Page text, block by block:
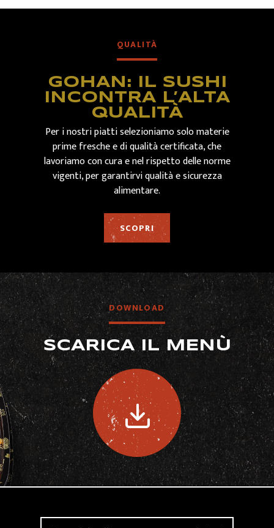
QUALITÀ
GOHAN: IL SUSHI
INCONTRA L’ALTA
QUALITÀ
Per i nostri piatti selezioniamo solo materie
prime fresche e di qualità certificata, che
lavoriamo con cura e nel rispetto delle norme
vigenti, per garantirvi qualità e sicurezza
alimentare.
SCOPRI
DOWNLOAD
SCARICA IL MENÙ